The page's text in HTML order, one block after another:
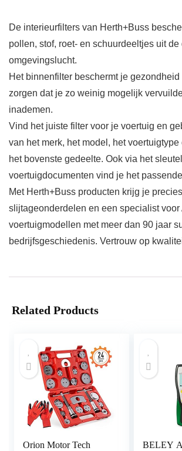
De interieurfilters van Herth+Buss
pollen, stof, roet- en schuurdeeltjes uit de
omgevingslucht.
Het binnenfilter beschermt je gezondheid
zorgen dat je zo weinig mogelijk
inademen.
Vind het juiste filter voor je voertuig en
van het merk, het model, het voertuigtype
het bovenste gedeelte. Ook via het
voertuigdocumenten vind je het
Met Herth+Buss producten krijg je
slijtageonderdelen en een specialist voor
voertuigmodellen met meer dan 90 jaar
bedrijfsgeschiedenis. Vertrouw op
Related Products
Orion Motor Tech
BELEY